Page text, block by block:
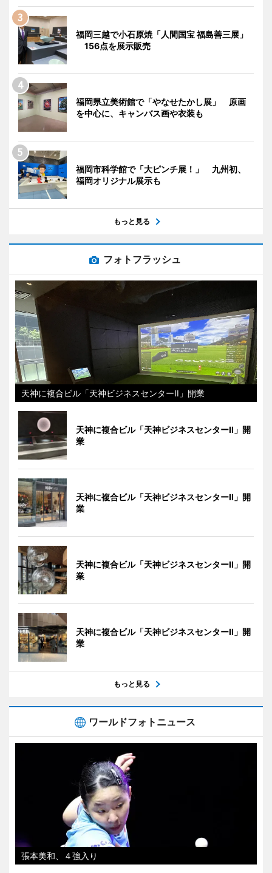
福岡三越で小石原焼「人間国宝 福島善三展」
156点を展示販売
福岡県立美術館で「やなせたかし展」 原画
を中心に、キャンバス画や衣装も
福岡市科学館で「大ピンチ展！」 九州初、
福岡オリジナル展示も
もっと見る
フォトフラッシュ
天神に複合ビル「天神ビジネスセンターII」開業
天神に複合ビル「天神ビジネスセンターII」開
業
天神に複合ビル「天神ビジネスセンターII」開
業
天神に複合ビル「天神ビジネスセンターII」開
業
天神に複合ビル「天神ビジネスセンターII」開
業
もっと見る
ワールドフォトニュース
張本美和、４強入り